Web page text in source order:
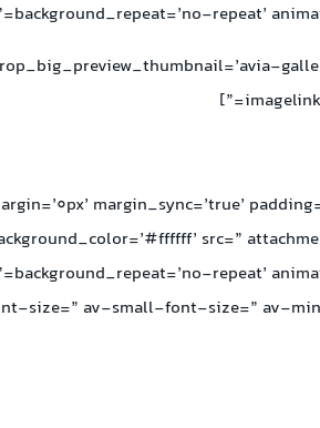
background_repeat=’no-repeat’
margin_sync=’true’
src=”
background_repeat=’no-repeat’